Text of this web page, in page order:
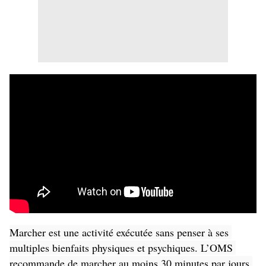
Marcher est une activité exécutée sans penser à ses
multiples bienfaits physiques et psychiques. L’OMS
recommande de marcher au moins 30 minutes par jours